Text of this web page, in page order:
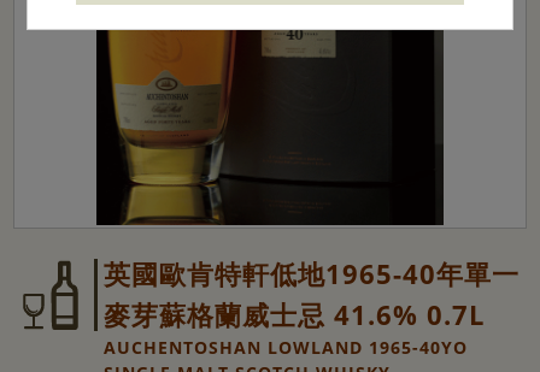
英國歐肯特軒低地1965-40年單一
麥芽蘇格蘭威士忌 41.6% 0.7L
AUCHENTOSHAN LOWLAND 1965-40YO